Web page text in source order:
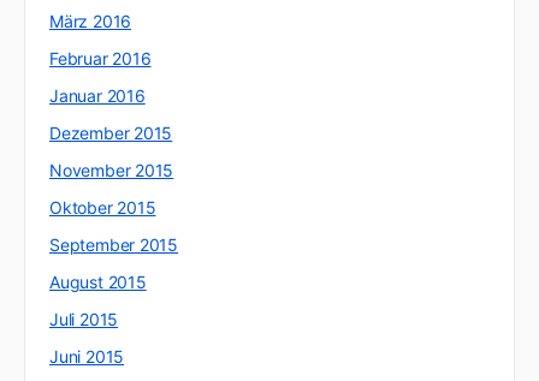
März 2016
Februar 2016
Januar 2016
Dezember 2015
November 2015
Oktober 2015
September 2015
August 2015
Juli 2015
Juni 2015